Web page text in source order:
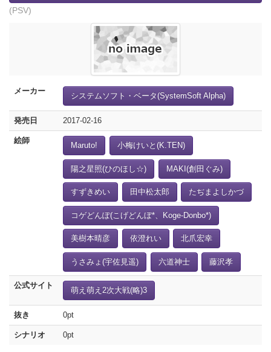
(PSV)
メーカー
システムソフト・ベータ(SystemSoft Alpha)
発売日 2017-02-16
絵師
Maruto! 小梅けいと(K.TEN)
陽之星照(ひのほし☆) MAKI(創田ぐみ)
すずきめい 田中松太郎 たぢまよしかづ
コゲどんぽ(こげどんぼ*、Koge-Donbo*)
美樹本晴彦 依澄れい 北爪宏幸
うさみょ(宇佐見遥) 六道神士 藤沢孝
公式サイト
萌え萌え2次大戦(略)3
抜き 0pt
シナリオ 0pt